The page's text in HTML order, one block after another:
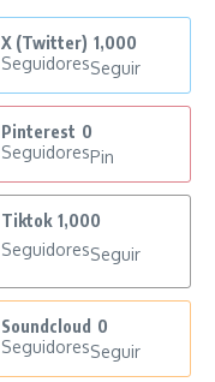
X (Twitter) 1,000
SeguidoresSeguir
Pinterest 0
SeguidoresPin
Tiktok 1,000
SeguidoresSeguir
Soundcloud 0
SeguidoresSeguir